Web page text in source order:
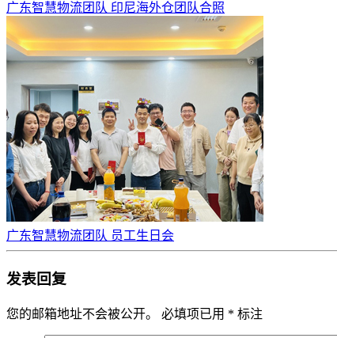
广东智慧物流团队 印尼海外仓团队合照
广东智慧物流团队 员工生日会
发表回复
您的邮箱地址不会被公开。 必填项已用 * 标注